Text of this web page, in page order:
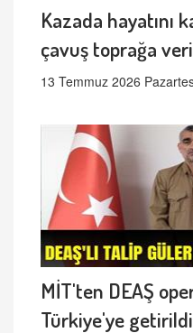
Kazada hayatını
çavuş toprağa
13 Temmuz 2026
MİT'ten DEAŞ
Türkiye'ye getirildi